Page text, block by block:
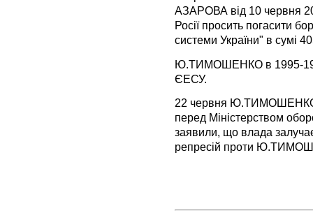
АЗАРОВА від 10 червня
Росії просить погасити
системи України" в сумі
Ю.ТИМОШЕНКО в 1995-
ЄЕСУ.
22 червня Ю.ТИМОШЕНКО
перед Міністерством
заявили, що влада
репресій проти